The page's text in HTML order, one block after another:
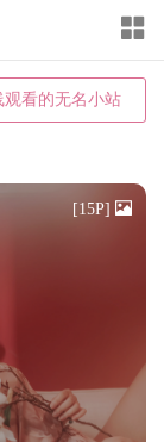
观看的无名小站
T
o
g
e
g
[15P]